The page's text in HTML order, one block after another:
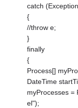
catch
{
//throw e;
}
finally
{
Process[]
DateTime
myProcesses =
el");